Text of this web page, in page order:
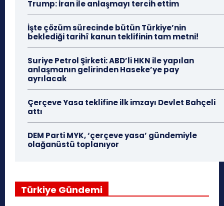
Trump: İran ile anlaşmayı tercih ettim
İşte çözüm sürecinde bütün Türkiye’nin
beklediği tarihî kanun teklifinin tam metni!
Suriye Petrol Şirketi: ABD’li HKN ile yapılan
anlaşmanın gelirinden Haseke’ye pay
ayrılacak
Çerçeve Yasa teklifine ilk imzayı Devlet Bahçeli
attı
DEM Parti MYK, ‘çerçeve yasa’ gündemiyle
olağanüstü toplanıyor
Türkiye Gündemi